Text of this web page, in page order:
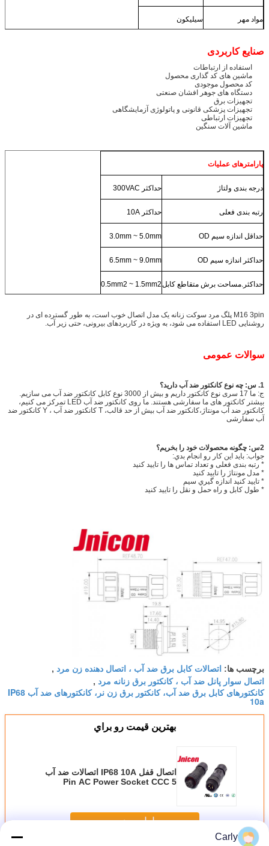
مواد مهر سیلیکون
صنایع کاربردی
استفاده از ارتباطات
ماشین های کد گذاری محصول
کد محصول موجودی
دستگاه های جوهر افشان صنعتی
تجهیزات برق
تجهیزات پزشکی قانونی و پاتولوژی آزمایشگاهی
تجهیزات ارتباطی
ماشین آلات سنگین
پارامترهای عملیات
درجه بندی ولتاژ حداکثر 300VAC
رتبه بندی فعلی حداکثر 10A
حداقل اندازه سیم OD 3.0mm ~ 5.0mm
حداکثر اندازه سیم OD 6.5mm ~ 9.0mm
حداکثر.مساحت برش متقاطع کابل0.5mm2 ~ 1.5mm2
M16 3pin پلگ مرد سوکت زنانه یک مدل اتصال خوب است، به طور گسترده ای در
روشنایی LED استفاده می شود، به ویژه در کاربردهای بیرونی، حتی زیر آب.
سوالات عمومی
1. س: چه نوع کانکتور ضد آب دارید؟
ج: ما 17 سری نوع کانکتور داریم و بیش از 3000 نوع کابل کانکتور ضد آب می سازیم.
بیشتر کانکتور های ما سفارشی هستند. ما روی کانکتور ضد آب LED تمرکز می کنیم،
کانکتور ضد آب مونتاژ،کانکتور ضد آب بیش از حد قالب، T کانکتور ضد آب ، Y کانکتور ضد
آب سفارشی
2س: چگونه محصولات خود را بخریم؟
جواب: بايد اين کار رو انجام بدي:
* رتبه بندی فعلی و تعداد تماس ها را تایید کنید
* مدل مونتاژ را تایید کنید
* تاييد کنيد اندازه گيري سيم
* طول کابل و راه حمل و نقل را تایید کنید
برچسب ها: اتصالات کابل برق ضد آب ، اتصال دهنده زن مرد ,
اتصال سوار پانل ضد آب ، کانکتور برق زنانه مرد ,
کانکتورهای کابل برق ضد آب، کانکتور برق زن نر، کانکتورهای ضد آب IP68
10a
بهترين قيمت رو براي
اتصال قفل IP68 10A اتصالات ضد آب
5 Pin AC Power Socket CCC
ادامه هید
Carly